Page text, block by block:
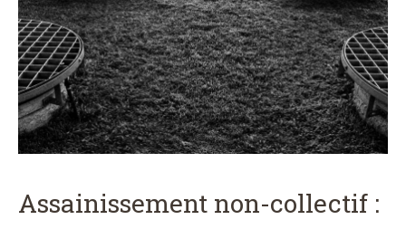
Assainissement non-collectif :